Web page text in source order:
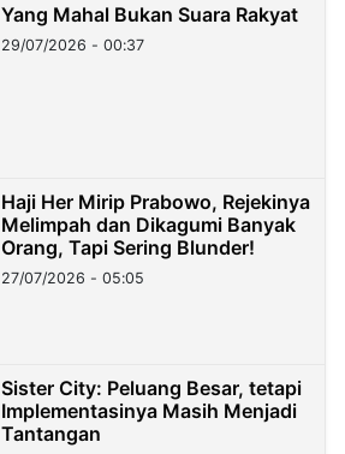
Yang Mahal Bukan Suara Rakyat
29/07/2026 - 00:37
Haji Her Mirip Prabowo, Rejekinya
Melimpah dan Dikagumi Banyak
Orang, Tapi Sering Blunder!
27/07/2026 - 05:05
Sister City: Peluang Besar, tetapi
Implementasinya Masih Menjadi
Tantangan